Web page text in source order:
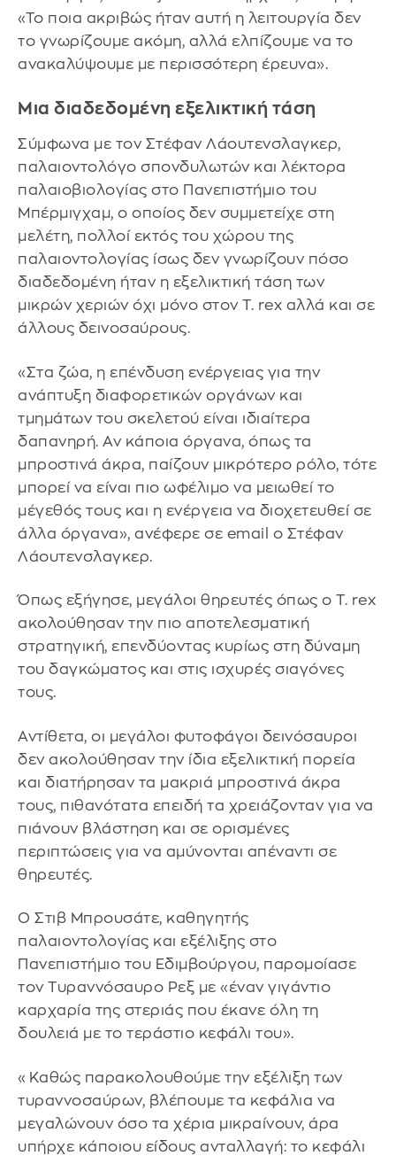
«Το ποια ακριβώς ήταν αυτή η λειτουργία δεν
το γνωρίζουμε ακόμη, αλλά ελπίζουμε να το
ανακαλύψουμε με περισσότερη έρευνα».
Μια διαδεδομένη εξελικτική τάση
Σύμφωνα με τον Στέφαν Λάουτενσλαγκερ,
παλαιοντολόγο σπονδυλωτών και λέκτορα
παλαιοβιολογίας στο Πανεπιστήμιο του
Μπέρμιγχαμ, ο οποίος δεν συμμετείχε στη
μελέτη, πολλοί εκτός του χώρου της
παλαιοντολογίας ίσως δεν γνωρίζουν πόσο
διαδεδομένη ήταν η εξελικτική τάση των
μικρών χεριών όχι μόνο στον T. rex αλλά και σε
άλλους δεινοσαύρους.
«Στα ζώα, η επένδυση ενέργειας για την
ανάπτυξη διαφορετικών οργάνων και
τμημάτων του σκελετού είναι ιδιαίτερα
δαπανηρή. Αν κάποια όργανα, όπως τα
μπροστινά άκρα, παίζουν μικρότερο ρόλο, τότε
μπορεί να είναι πιο ωφέλιμο να μειωθεί το
μέγεθός τους και η ενέργεια να διοχετευθεί σε
άλλα όργανα», ανέφερε σε email ο Στέφαν
Λάουτενσλαγκερ.
Όπως εξήγησε, μεγάλοι θηρευτές όπως ο T. rex
ακολούθησαν την πιο αποτελεσματική
στρατηγική, επενδύοντας κυρίως στη δύναμη
του δαγκώματος και στις ισχυρές σιαγόνες
τους.
Αντίθετα, οι μεγάλοι φυτοφάγοι δεινόσαυροι
δεν ακολούθησαν την ίδια εξελικτική πορεία
και διατήρησαν τα μακριά μπροστινά άκρα
τους, πιθανότατα επειδή τα χρειάζονταν για να
πιάνουν βλάστηση και σε ορισμένες
περιπτώσεις για να αμύνονται απέναντι σε
θηρευτές.
Ο Στιβ Μπρουσάτε, καθηγητής
παλαιοντολογίας και εξέλιξης στο
Πανεπιστήμιο του Εδιμβούργου, παρομοίασε
τον Τυραννόσαυρο Ρεξ με «έναν γιγάντιο
καρχαρία της στεριάς που έκανε όλη τη
δουλειά με το τεράστιο κεφάλι του».
«Καθώς παρακολουθούμε την εξέλιξη των
τυραννοσαύρων, βλέπουμε τα κεφάλια να
μεγαλώνουν όσο τα χέρια μικραίνουν, άρα
υπήρχε κάποιου είδους ανταλλαγή: το κεφάλι